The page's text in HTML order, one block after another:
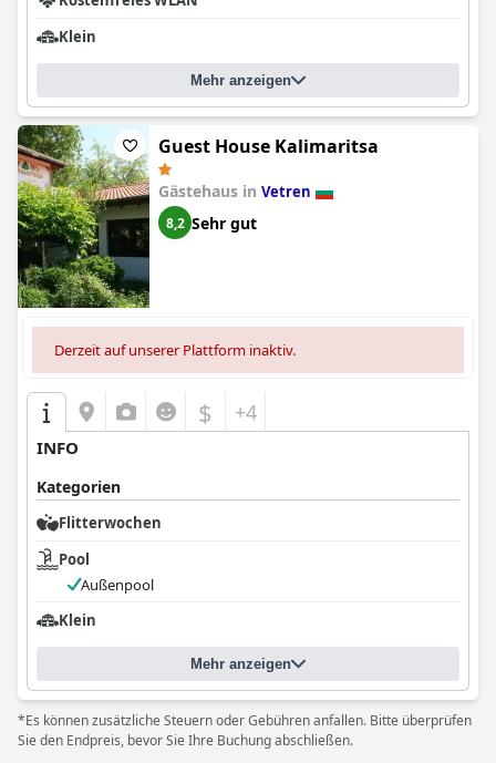
Klein
Mehr anzeigen
Guest House Kalimaritsa
Gästehaus in Vetren
8,2 Sehr gut
Derzeit auf unserer Plattform inaktiv.
$ +4
INFO
Kategorien
Flitterwochen
Pool
Außenpool
Klein
Mehr anzeigen
*Es können zusätzliche Steuern oder Gebühren anfallen. Bitte überprüfen
Sie den Endpreis, bevor Sie Ihre Buchung abschließen.